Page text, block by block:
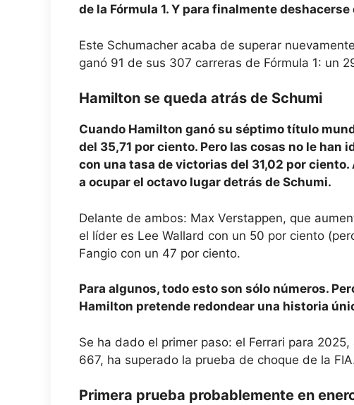
de la Fórmula 1. Y para finalmente
Este Schumacher acaba de superar
ganó 91 de sus 307 carreras de Fórmula 1: un
Hamilton se queda atrás de Schumi
Cuando Hamilton ganó su séptimo título
del 35,71 por ciento. Pero las cosas no le han
con una tasa de victorias del 31,02 por
a ocupar el octavo lugar detrás de Schumi.
Delante de ambos: Max Verstappen, que
el líder es Lee Wallard con un 50 por ciento
Fangio con un 47 por ciento.
Para algunos, todo esto son sólo números.
Hamilton pretende redondear una historia
Se ha dado el primer paso: el Ferrari para
667, ha superado la prueba de choque de la
Primera prueba probablemente en